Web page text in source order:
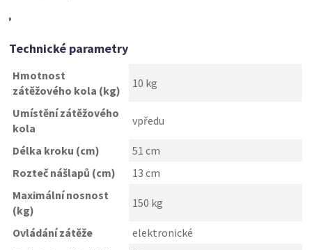
Technické parametry
Hmotnost
zátěžového kola (kg)
10 kg
Umístění zátěžového
kola
vpředu
Délka kroku (cm)
51 cm
Rozteč nášlapů (cm)
13 cm
Maximální nosnost
(kg)
150 kg
Ovládání zátěže
elektronické